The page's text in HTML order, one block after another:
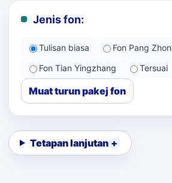
Jenis fon:
Tulisan biasa
Fon Pang
Fon Tian Yingzhang
Tersuai
Muat turun pakej fon
Tetapan lanjutan